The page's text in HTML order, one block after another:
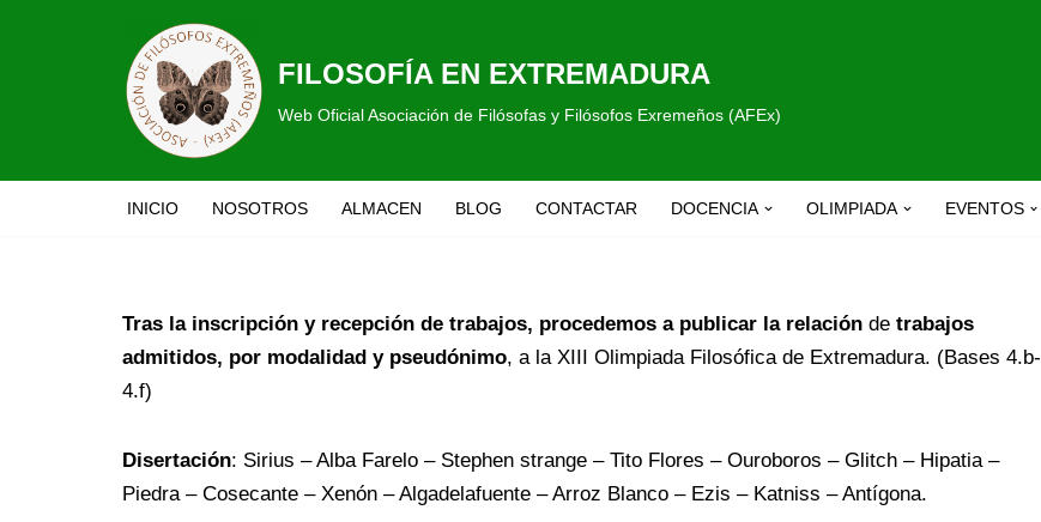
FILOSOFÍA EN EXTREMADURA
Web Oficial Asociación de Filósofas y Filósofos Exremeños (AFEx)
INICIO NOSOTROS ALMACEN BLOG CONTACTAR DOCENCIA OLIMPIADA EVENTOS
Tras la inscripción y recepción de trabajos, procedemos a publicar la relación de trabajos
admitidos, por modalidad y pseudónimo, a la XIII Olimpiada Filosófica de Extremadura. (Bases 4.b-
4.f)
Disertación: Sirius – Alba Farelo – Stephen strange – Tito Flores – Ouroboros – Glitch – Hipatia –
Piedra – Cosecante – Xenón – Algadelafuente – Arroz Blanco – Ezis – Katniss – Antígona.